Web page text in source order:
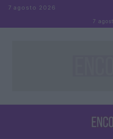
Saltar al contenido
7 agosto 2026
7